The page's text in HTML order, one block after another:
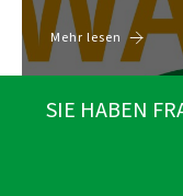
Mehr lesen
SIE HABEN